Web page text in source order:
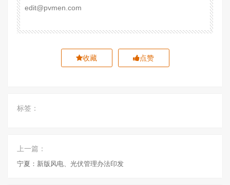
edit@pvmen.com
收藏 点赞
标签：
上一篇：
宁夏：新版风电、光伏管理办法印发